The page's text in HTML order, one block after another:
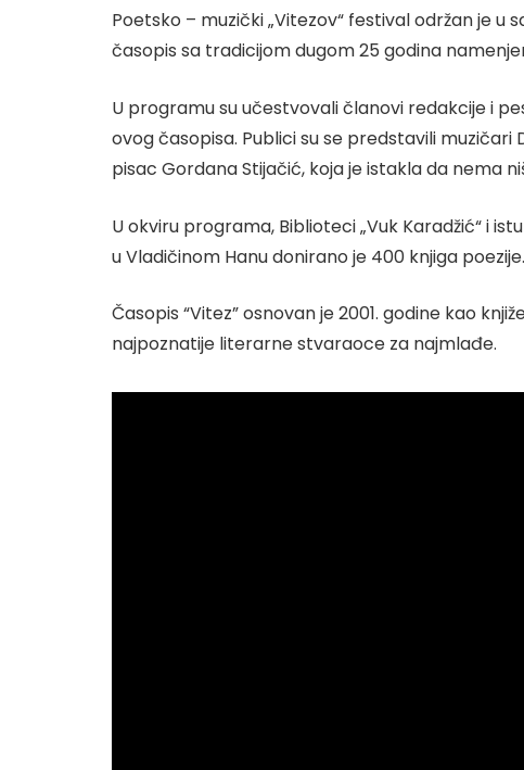
Poetsko – muzički „Vitezov“ festival održan je u
časopis sa tradicijom dugom 25 godina
U programu su učestvovali članovi redakcije i
ovog časopisa. Publici su se predstavili muzičari
pisac Gordana Stijačić, koja je istakla da nema
U okviru programa, Biblioteci „Vuk Karadžić“ i
u Vladičinom Hanu donirano je 400 knjiga poezije.
Časopis “Vitez” osnovan je 2001. godine kao
najpoznatije literarne stvaraoce za najmlađe.